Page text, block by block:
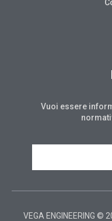
Vuoi essere
VEGA ENGINEERING ©